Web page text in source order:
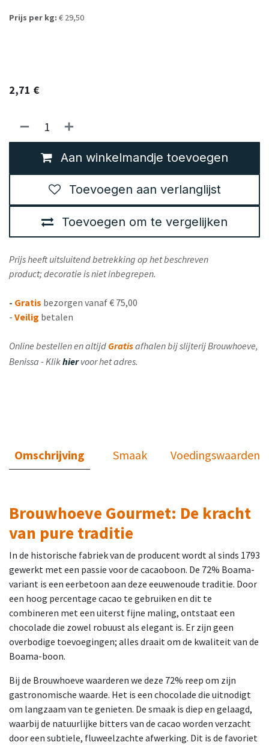
Prijs per kg: € 29,50
2,71 €
Aan winkelmandje toevoegen
Toevoegen om te vergelijken
Toevoegen aan verlanglijst
Prijs heeft uitsluitend betrekking op het beschreven
product; decoratie is niet inbegrepen.
- Gratis bezorgen vanaf € 75,00
- Veilig betalen
Online bestellen en altijd Gratisafhalen bij slijterij Brouwhoeve,
Benissa - Klikhiervoor het adres.
Omschrijving Smaak Voedingswaarden
Brouwhoeve Gourmet: De kracht
van pure traditie
In de historische fabriek van de producent wordt al sinds 1793
gewerkt met een passie voor de cacaoboon. De 72% Boama-
variant is een eerbetoon aan deze eeuwenoude traditie. Door
een hoog percentage cacao te gebruiken en dit te
combineren met een uiterst fijne maling, ontstaat een
chocolade die zowel robuust als elegant is. Er zijn geen
overbodige toevoegingen; alles draait om de kwaliteit van de
Boama-boon.
Bij de Brouwhoeve waarderen we deze 72% reep om zijn
gastronomische waarde. Het is een chocolade die uitnodigt
om langzaam van te genieten. De smaak is diep en gelaagd,
waarbij de natuurlijke bitters van de cacao worden verzacht
door een subtiele, fluweelzachte afwerking. Dit is de favoriet